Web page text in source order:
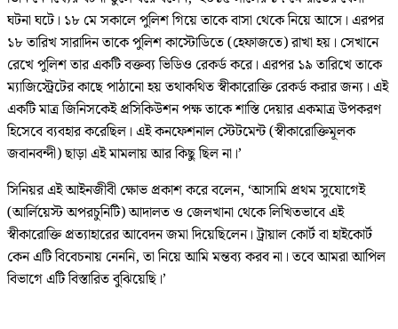
ঘটনা ঘটে। ১৮ মে সকালে পুলিশ গিয়ে তাকে বাসা থেকে নিয়ে আসে। এরপর
১৮ তারিখ সারাদিন তাকে পুলিশ কাস্টোডিতে (হেফাজতে) রাখা হয়। সেখানে
রেখে পুলিশ তার একটি বক্তব্য ভিডিও রেকর্ড করে। এরপর ১৯ তারিখে তাকে
ম্যাজিস্ট্রেটের কাছে পাঠানো হয় তথাকথিত স্বীকারোক্তি রেকর্ড করার জন্য। এই
একটি মাত্র জিনিসকেই প্রসিকিউশন পক্ষ তাকে শাস্তি দেয়ার একমাত্র উপকরণ
হিসেবে ব্যবহার করেছিল। এই কনফেশনাল স্টেটমেন্ট (স্বীকারোক্তিমূলক
জবানবন্দী) ছাড়া এই মামলায় আর কিছু ছিল না।’
সিনিয়র এই আইনজীবী ক্ষোভ প্রকাশ করে বলেন, ‘আসামি প্রথম সুযোগেই
(আর্লিয়েস্ট অপরচুনিটি) আদালত ও জেলখানা থেকে লিখিতভাবে এই
স্বীকারোক্তি প্রত্যাহারের আবেদন জমা দিয়েছিলেন। ট্রায়াল কোর্ট বা হাইকোর্ট
কেন এটি বিবেচনায় নেননি, তা নিয়ে আমি মন্তব্য করব না। তবে আমরা আপিল
বিভাগে এটি বিস্তারিত বুঝিয়েছি।’